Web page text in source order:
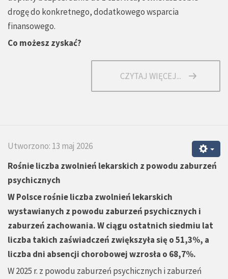
drogę do konkretnego, dodatkowego wsparcia
finansowego.
Co możesz zyskać?
CZYTAJ WIĘCEJ...
Utworzono: 13 maj 2026
Rośnie liczba zwolnień lekarskich z powodu zaburzeń
psychicznych
W Polsce rośnie liczba zwolnień lekarskich
wystawianych z powodu zaburzeń psychicznych i
zaburzeń zachowania. W ciągu ostatnich siedmiu lat
liczba takich zaświadczeń zwiększyła się o 51,3%, a
liczba dni absencji chorobowej wzrosła o 68,7%.
W 2025 r. z powodu zaburzeń psychicznych i zaburzeń